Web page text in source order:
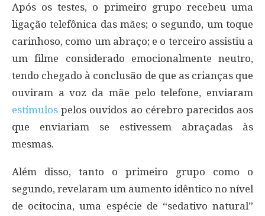
Após os testes, o primeiro grupo recebeu uma
ligação telefônica das mães; o segundo, um toque
carinhoso, como um abraço; e o terceiro assistiu a
um filme considerado emocionalmente neutro,
tendo chegado à conclusão de que as crianças que
ouviram a voz da mãe pelo telefone, enviaram
estímulos pelos ouvidos ao cérebro parecidos aos
que enviariam se estivessem abraçadas às
mesmas.
Além disso, tanto o primeiro grupo como o
segundo, revelaram um aumento idêntico no nível
de ocitocina, uma espécie de “sedativo natural”